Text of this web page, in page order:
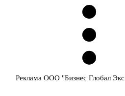
Реклама ООО "Бизнес Глобал